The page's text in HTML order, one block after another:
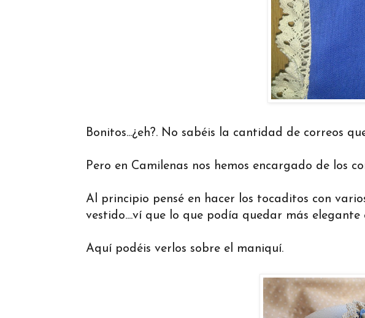
Bonitos...¿eh?. No sabéis la cantidad de correos
Pero en Camilenas nos hemos encargado de los
Al principio pensé en hacer los tocaditos con
vestido....ví que lo que podía quedar más
Aquí podéis verlos sobre el maniquí.